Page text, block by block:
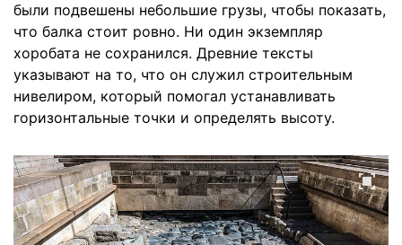
были подвешены небольшие грузы, чтобы показать,
что балка стоит ровно. Ни один экземпляр
хоробата не сохранился. Древние тексты
указывают на то, что он служил строительным
нивелиром, который помогал устанавливать
горизонтальные точки и определять высоту.